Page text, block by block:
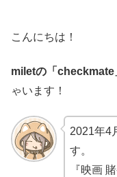
こんにちは！
miletの「checkmate
ゃいます！
2021年4
す。
『映画